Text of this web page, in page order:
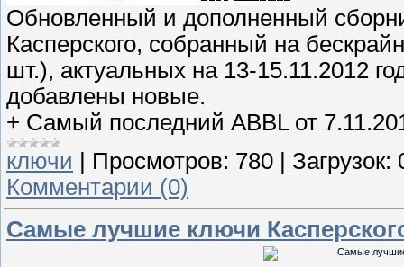
Обновленный и дополненный
Касперского, собранный на
шт.), актуальных на 13-15.11.2012
добавлены новые.
+ Самый последний ABBL от
ключи | Просмотров: 780 | Загрузок:
Комментарии (0)
Самые лучшие ключи